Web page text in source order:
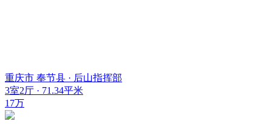
重庆市 奉节县 · 后山指挥部
3室2厅 · 71.34平米
17万